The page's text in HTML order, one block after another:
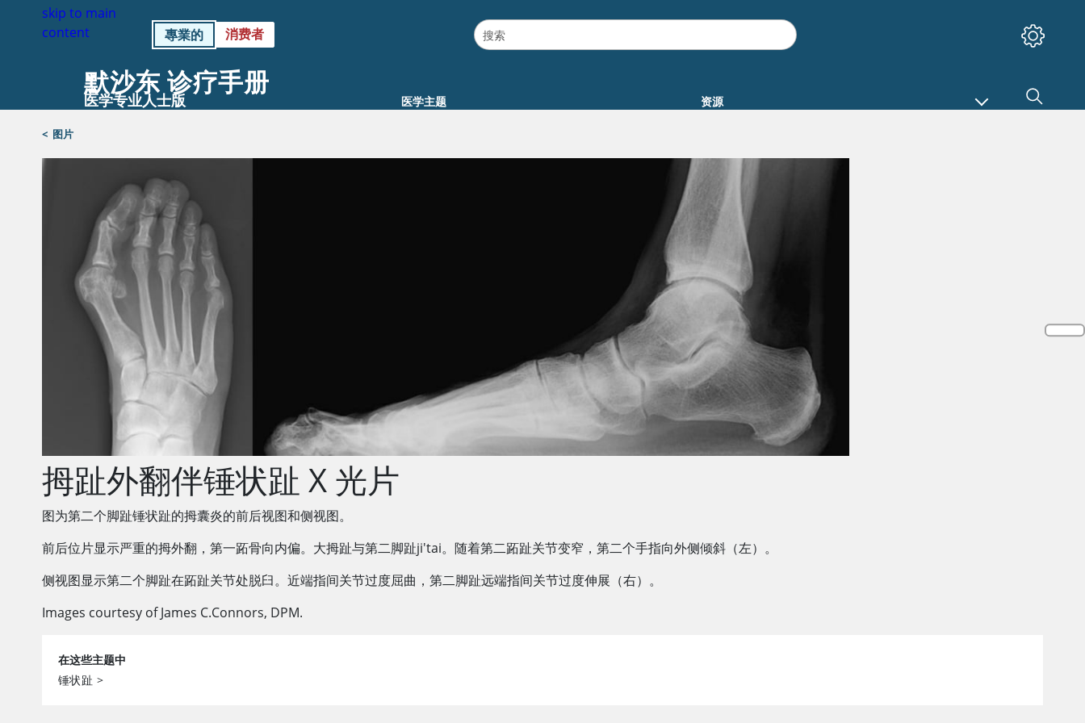
skip to main
content
專業的 消费者
默沙东 诊疗手册
医学专业人士版 医学主题 资源
< 图片
拇趾外翻伴锤状趾 X 光片
图为第二个脚趾锤状趾的拇囊炎的前后视图和侧视图。
前后位片显示严重的拇外翻，第一跖骨向内偏。大拇趾与第二脚趾ji'tai。随着第二跖趾关节变窄，第二个手指向外侧倾斜（左）。
侧视图显示第二个脚趾在跖趾关节处脱臼。近端指间关节过度屈曲，第二脚趾远端指间关节过度伸展（右）。
Images courtesy of James C.Connors, DPM.
在这些主题中
锤状趾 >